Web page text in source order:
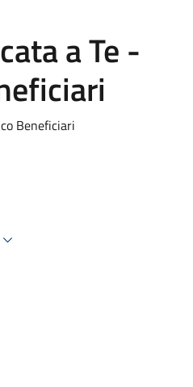
a Te -
Beneficiari